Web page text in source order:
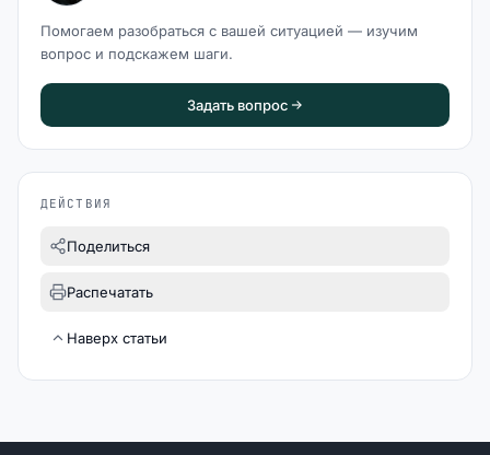
Помогаем разобраться с вашей ситуацией — изучим
вопрос и подскажем шаги.
Задать вопрос
ДЕЙСТВИЯ
Поделиться
Распечатать
Наверх статьи